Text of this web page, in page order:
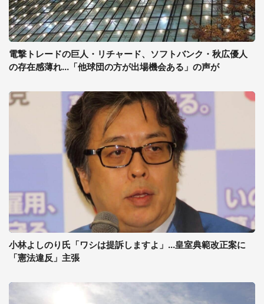
電撃トレードの巨人・リチャード、ソフトバンク・秋広優人
の存在感薄れ...「他球団の方が出場機会ある」の声が
小林よしのり氏「ワシは提訴しますよ」...皇室典範改正案に
「憲法違反」主張